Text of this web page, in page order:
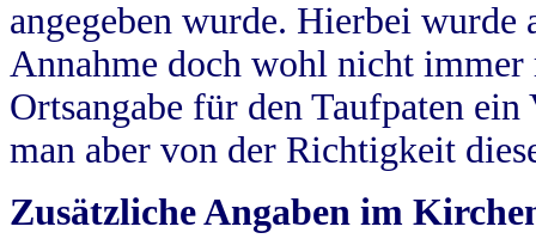
angegeben wurde. Hierbei wurde
Annahme doch wohl nicht
Ortsangabe für den Taufpaten
man aber von der Richtigkeit
Zusätzliche Angaben im